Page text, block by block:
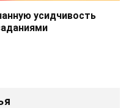
усидчивость